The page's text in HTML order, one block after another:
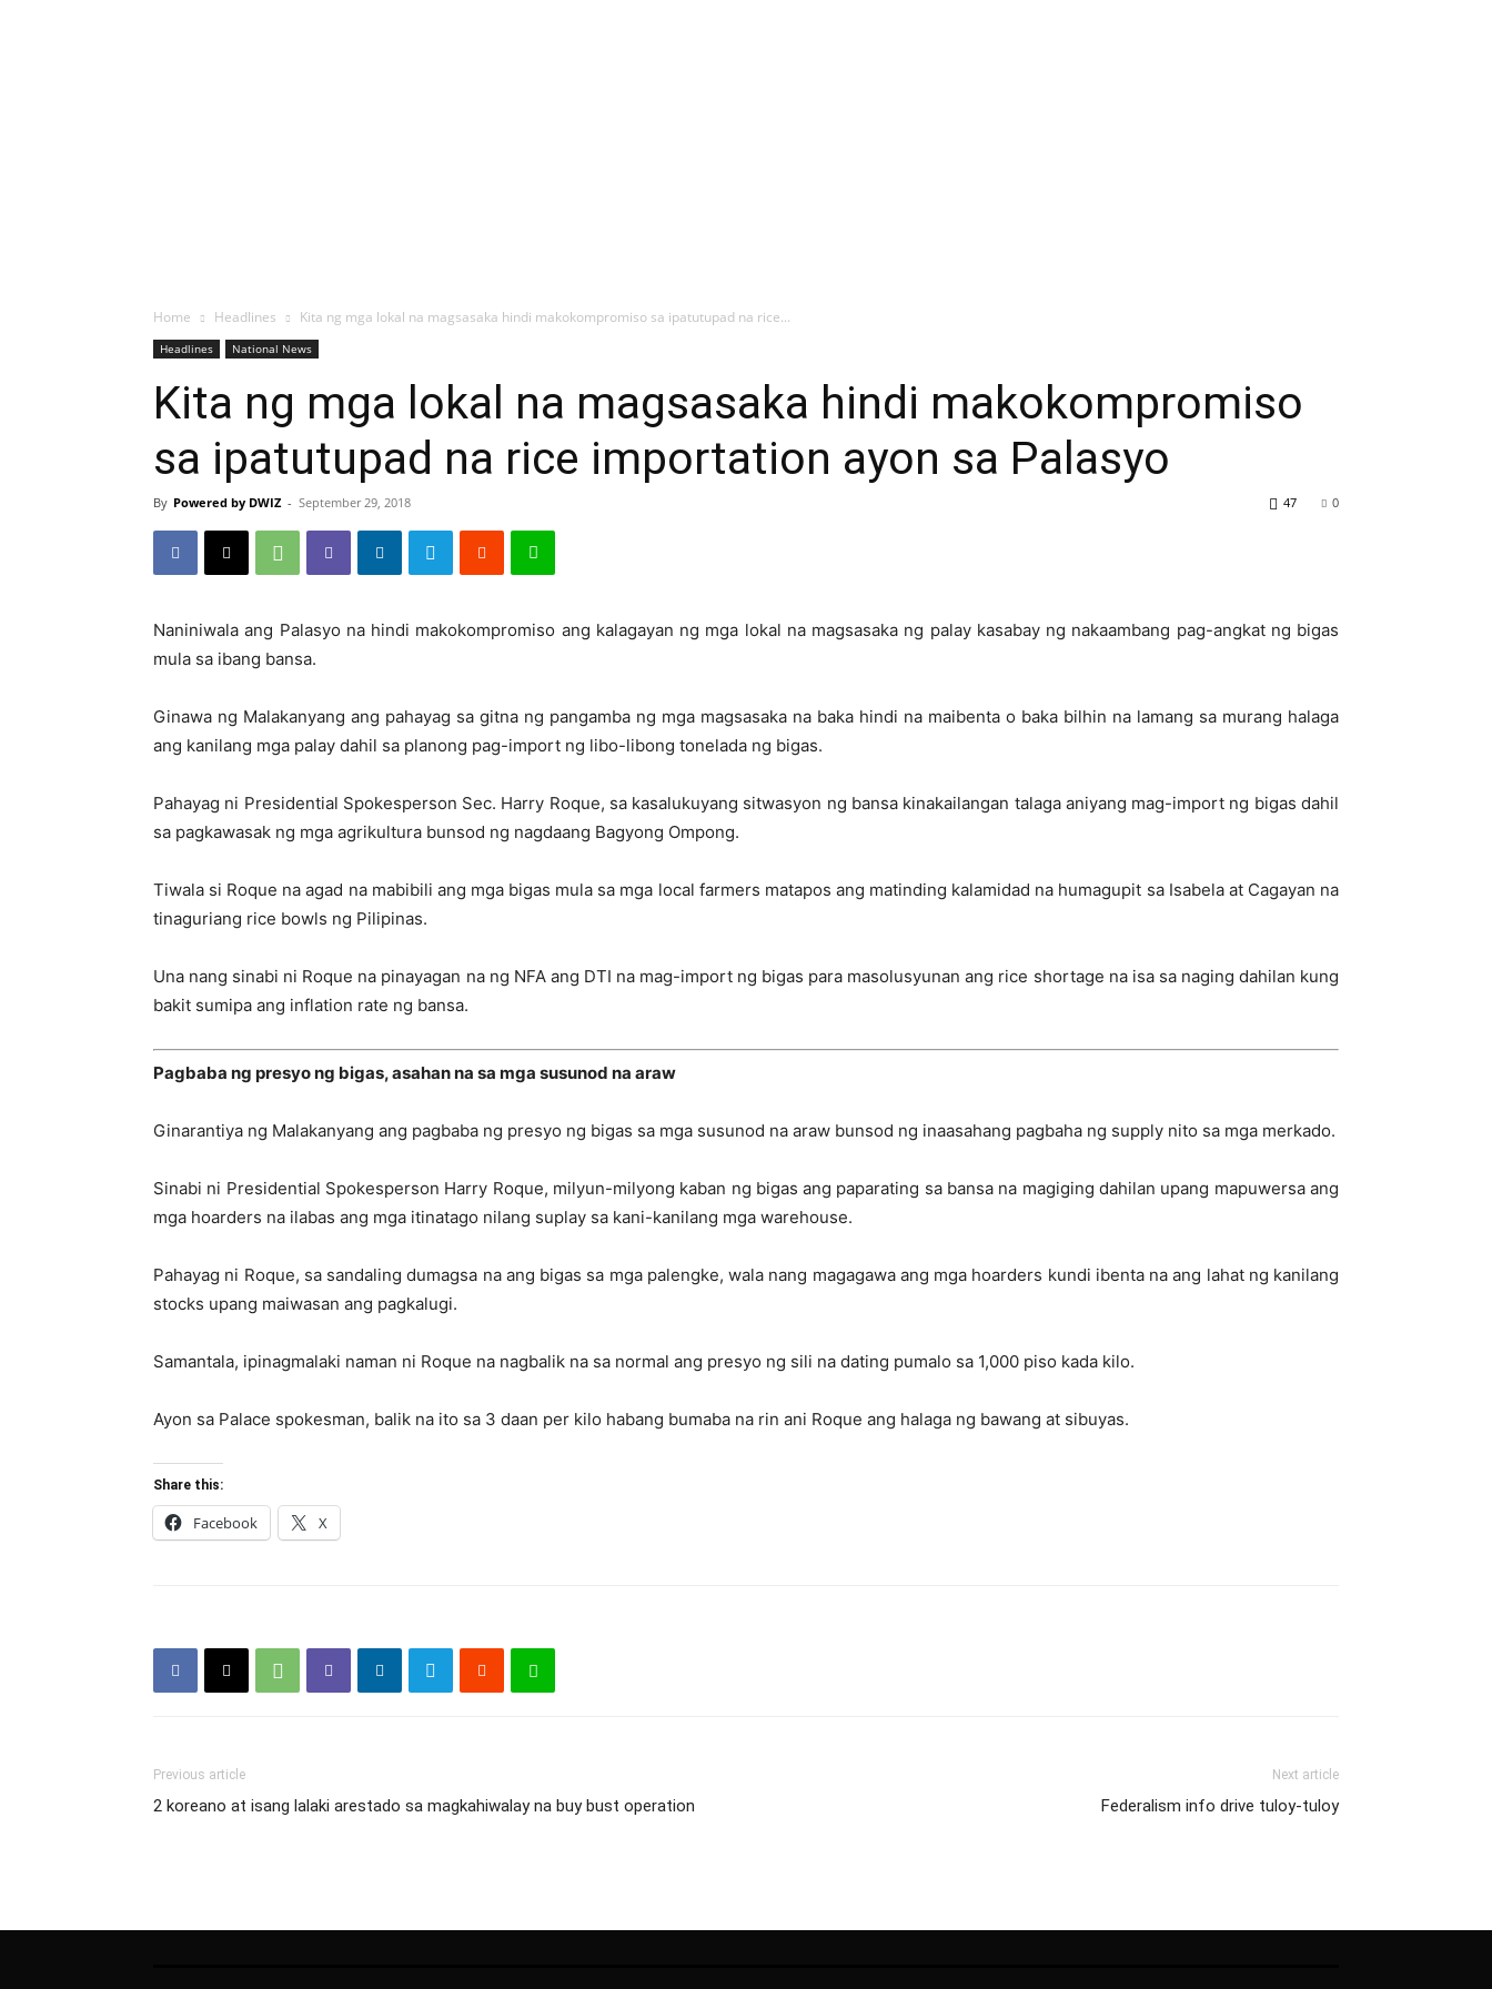
Home Headlines Kita ng mga lokal na magsasaka hindi makokompromiso sa ipatutupad na rice...
Headlines National News
Kita ng mga lokal na magsasaka hindi makokompromiso
sa ipatutupad na rice importation ayon sa Palasyo
By Powered by DWIZ - September 29, 2018 0
47
Naniniwala ang Palasyo na hindi makokompromiso ang kalagayan ng mga lokal na magsasaka ng palay kasabay ng nakaambang pag-angkat ng bigas
mula sa ibang bansa.
Ginawa ng Malakanyang ang pahayag sa gitna ng pangamba ng mga magsasaka na baka hindi na maibenta o baka bilhin na lamang sa murang halaga
ang kanilang mga palay dahil sa planong pag-import ng libo-libong tonelada ng bigas.
Pahayag ni Presidential Spokesperson Sec. Harry Roque, sa kasalukuyang sitwasyon ng bansa kinakailangan talaga aniyang mag-import ng bigas dahil
sa pagkawasak ng mga agrikultura bunsod ng nagdaang Bagyong Ompong.
Tiwala si Roque na agad na mabibili ang mga bigas mula sa mga local farmers matapos ang matinding kalamidad na humagupit sa Isabela at Cagayan na
tinaguriang rice bowls ng Pilipinas.
Una nang sinabi ni Roque na pinayagan na ng NFA ang DTI na mag-import ng bigas para masolusyunan ang rice shortage na isa sa naging dahilan kung
bakit sumipa ang inflation rate ng bansa.
Pagbaba ng presyo ng bigas, asahan na sa mga susunod na araw
Ginarantiya ng Malakanyang ang pagbaba ng presyo ng bigas sa mga susunod na araw bunsod ng inaasahang pagbaha ng supply nito sa mga merkado.
Sinabi ni Presidential Spokesperson Harry Roque, milyun-milyong kaban ng bigas ang paparating sa bansa na magiging dahilan upang mapuwersa ang
mga hoarders na ilabas ang mga itinatago nilang suplay sa kani-kanilang mga warehouse.
Pahayag ni Roque, sa sandaling dumagsa na ang bigas sa mga palengke, wala nang magagawa ang mga hoarders kundi ibenta na ang lahat ng kanilang
stocks upang maiwasan ang pagkalugi.
Samantala, ipinagmalaki naman ni Roque na nagbalik na sa normal ang presyo ng sili na dating pumalo sa 1,000 piso kada kilo.
Ayon sa Palace spokesman, balik na ito sa 3 daan per kilo habang bumaba na rin ani Roque ang halaga ng bawang at sibuyas.
Share this:
Facebook X
Previous article
2 koreano at isang lalaki arestado sa magkahiwalay na buy bust operation
Next article
Federalism info drive tuloy-tuloy